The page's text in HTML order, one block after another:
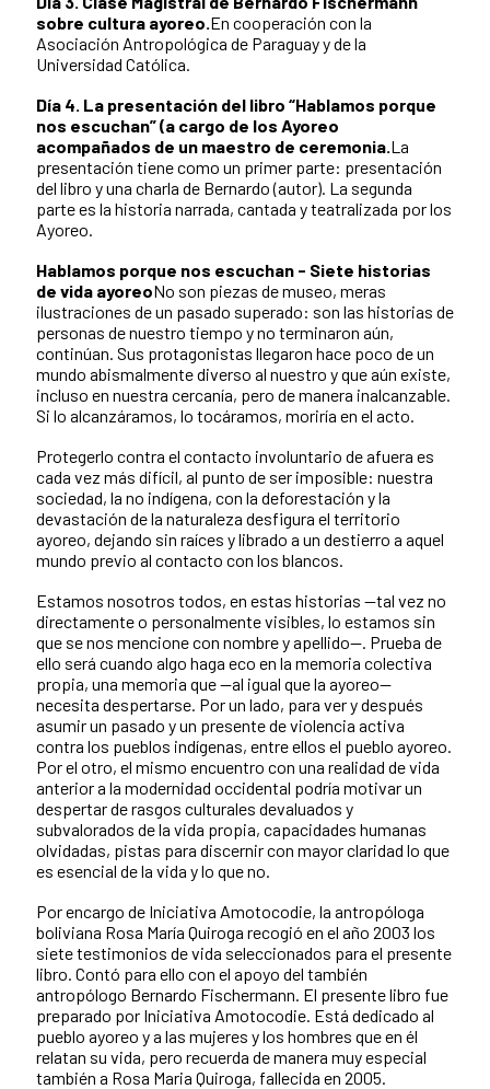
sobre cultura ayoreo.En cooperación con la
Asociación Antropológica de Paraguay y de la
Universidad Católica.
Día 4. La presentación del libro “Hablamos porque
nos escuchan” (a cargo de los Ayoreo
acompañados de un maestro de ceremonia.La
presentación tiene como un primer parte: presentación
del libro y una charla de Bernardo (autor). La segunda
parte es la historia narrada, cantada y teatralizada por los
Ayoreo.
Hablamos porque nos escuchan - Siete historias
de vida ayoreoNo son piezas de museo, meras
ilustraciones de un pasado superado: son las historias de
personas de nuestro tiempo y no terminaron aún,
continúan. Sus protagonistas llegaron hace poco de un
mundo abismalmente diverso al nuestro y que aún existe,
incluso en nuestra cercanía, pero de manera inalcanzable.
Si lo alcanzáramos, lo tocáramos, moriría en el acto.
Protegerlo contra el contacto involuntario de afuera es
cada vez más difícil, al punto de ser imposible: nuestra
sociedad, la no indígena, con la deforestación y la
devastación de la naturaleza desfigura el territorio
ayoreo, dejando sin raíces y librado a un destierro a aquel
mundo previo al contacto con los blancos.
Estamos nosotros todos, en estas historias —tal vez no
directamente o personalmente visibles, lo estamos sin
que se nos mencione con nombre y apellido—. Prueba de
ello será cuando algo haga eco en la memoria colectiva
propia, una memoria que —al igual que la ayoreo—
necesita despertarse. Por un lado, para ver y después
asumir un pasado y un presente de violencia activa
contra los pueblos indígenas, entre ellos el pueblo ayoreo.
Por el otro, el mismo encuentro con una realidad de vida
anterior a la modernidad occidental podría motivar un
despertar de rasgos culturales devaluados y
subvalorados de la vida propia, capacidades humanas
olvidadas, pistas para discernir con mayor claridad lo que
es esencial de la vida y lo que no.
Por encargo de Iniciativa Amotocodie, la antropóloga
boliviana Rosa María Quiroga recogió en el año 2003 los
siete testimonios de vida seleccionados para el presente
libro. Contó para ello con el apoyo del también
antropólogo Bernardo Fischermann. El presente libro fue
preparado por Iniciativa Amotocodie. Está dedicado al
pueblo ayoreo y a las mujeres y los hombres que en él
relatan su vida, pero recuerda de manera muy especial
también a Rosa Maria Quiroga, fallecida en 2005.